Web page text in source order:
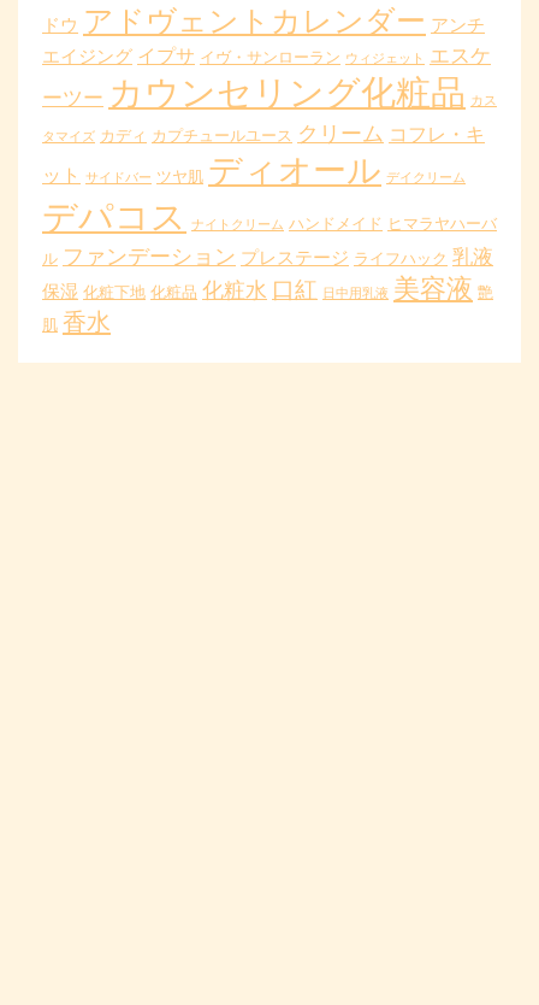
ドウ アドヴェントカレンダー アンチ
エイジング イプサ イヴ・サンローラン ウィジェット
エスケ
ーツー カウンセリング化粧品 カス
タマイズ カディ カプチュールユース クリーム コフレ・キ
ット
サイドバー ツヤ肌 ディオール デイクリーム
デパコス ナイトクリーム ハンドメイド ヒマラヤハーバ
ル ファンデーション プレステージ ライフハック 乳液
保湿 化粧下地 化粧品 化粧水 口紅 日中用乳液 美容液 艶
肌 香水